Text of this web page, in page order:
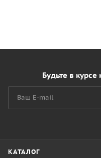
Будьте в
КАТАЛОГ